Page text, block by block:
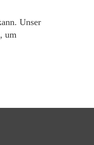
Unser
um